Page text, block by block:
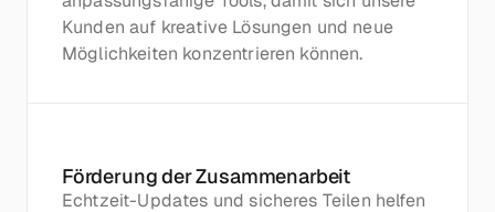
Kunden auf kreative Lösungen und neue
Möglichkeiten konzentrieren können.
Förderung der Zusammenarbeit
Echtzeit-Updates und sicheres Teilen helfen